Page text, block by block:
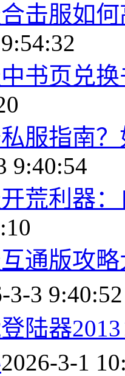
击服如
书页兑
服指南
9:40:54
荒利器
通版攻
3-3 9:40:52
陆器
2026-3-1